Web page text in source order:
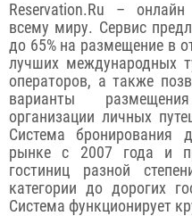
Reservation.Ru –
всему миру. Сервис
до 65% на размещение в
лучших международных
операторов, а также
варианты
организации личных
Система бронирования
рынке с 2007 года и
гостиниц разной
категории до дорогих
Система функционирует